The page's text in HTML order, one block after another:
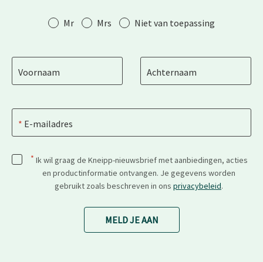
Aanhef Mr Mrs Niet van toepassing
Voornaam Achternaam
E-mailadres
* Ik wil graag de Kneipp-nieuwsbrief met aanbiedingen, acties
en productinformatie ontvangen. Je gegevens worden
gebruikt zoals beschreven in ons privacybeleid.
MELD JE AAN